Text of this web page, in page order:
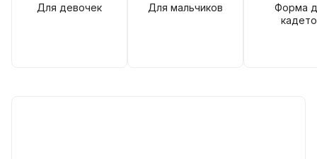
Для девочек Для мальчиков
Форма